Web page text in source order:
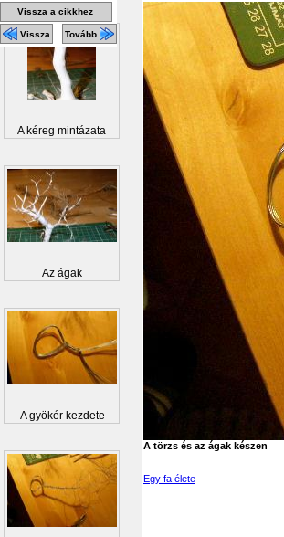
A törzs és az ágak készen
Egy fa élete
Vissza a cikkhez
Vissza Tovább
A kéreg mintázata
Az ágak
A gyökér kezdete